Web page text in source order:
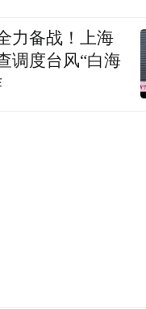
力备战！上海
调度台风“白海